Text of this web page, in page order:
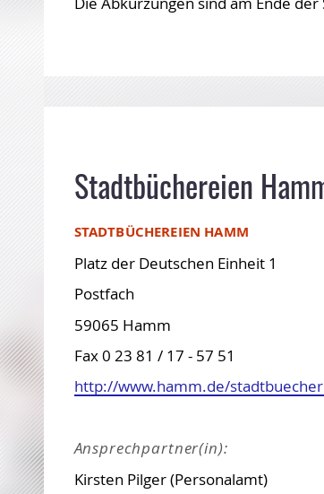
Niedersachsen und Bremen
Stadtbüchereien
STADTBÜCHEREIEN HAMM
Platz der Deutschen Einheit 1
Postfach
59065 Hamm
Fax 0 23 81 / 17 - 57 51
http://www.hamm.de/
Ansprechpartner(in):
Kirsten Pilger (Personalamt)